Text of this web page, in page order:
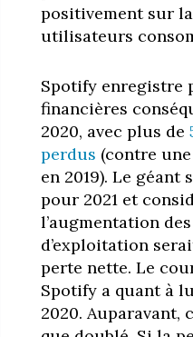
positivement sur
utilisateurs
Spotify enregistre
financières
2020, avec plus de
perdus (contre
en 2019). Le
pour 2021 et
l’augmentation
d’exploitation
perte nette. Le
Spotify a quant à
2020. Auparavant,